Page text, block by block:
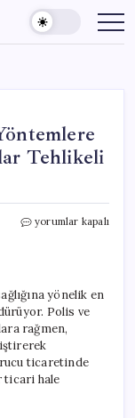
Tehlikeli
Uyuşturucu
Kamusal
Alanlar
Tehlikeli
Noktalara
Dönüşüyor
için
yorumlar kapalı
yönelik en
Polis ve
rağmen,
ticaretinde
ticari hale